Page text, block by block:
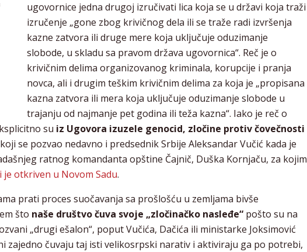
ugovornice jedna drugoj izručivati lica koja se u državi koja traži
izručenje „gone zbog krivičnog dela ili se traže radi izvršenja
kazne zatvora ili druge mere koja uključuje oduzimanje
slobode, u skladu sa pravom država ugovornica“. Reč je o
krivičnim delima organizovanog kriminala, korupcije i pranja
novca, ali i drugim teškim krivičnim delima za koja je „propisana
kazna zatvora ili mera koja uključuje oduzimanje slobode u
trajanju od najmanje pet godina ili teža kazna“. Iako je reč o
su iz Ugovora izuzele genocid, zločine protiv čovečnosti
se pozvao nedavno i predsednik Srbije Aleksandar Vučić kada je
ratnog komandanta opštine Čajnič, Duška Kornjaču, za kojim
je otkriven u Novom Sadu.
prati proces suočavanja sa prošlošću u zemljama bivše
što naše društvo čuva svoje „zločinačko nasleđe“ pošto su na
„drugi ešalon“, poput Vučića, Dačića ili ministarke Joksimović
zajedno čuvaju taj isti velikosrpski narativ i aktiviraju ga po potrebi,